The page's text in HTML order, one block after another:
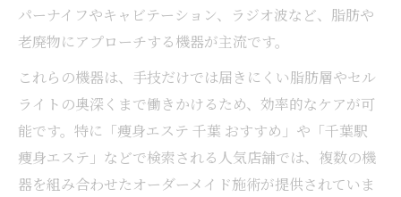
パーナイフやキャビテーション、ラジオ波など、脂肪や
老廃物にアプローチする機器が主流です。
これらの機器は、手技だけでは届きにくい脂肪層やセル
ライトの奥深くまで働きかけるため、効率的なケアが可
能です。特に「痩身エステ 千葉 おすすめ」や「千葉駅
痩身エステ」などで検索される人気店舗では、複数の機
器を組み合わせたオーダーメイド施術が提供されていま